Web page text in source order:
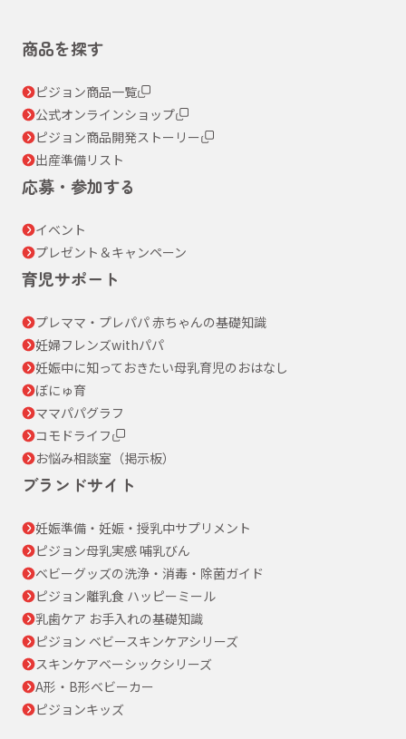
商品を探す
ピジョン商品一覧
公式オンラインショップ
ピジョン商品開発ストーリー
出産準備リスト
応募・参加する
イベント
プレゼント＆キャンペーン
育児サポート
プレママ・プレパパ 赤ちゃんの基礎知識
妊婦フレンズwithパパ
妊娠中に知っておきたい母乳育児のおはなし
ぼにゅ育
ママパパグラフ
コモドライフ
お悩み相談室（掲示板）
ブランドサイト
妊娠準備・妊娠・授乳中サプリメント
ピジョン母乳実感 哺乳びん
ベビーグッズの洗浄・消毒・除菌ガイド
ピジョン離乳食 ハッピーミール
乳歯ケア お手入れの基礎知識
ピジョン ベビースキンケアシリーズ
スキンケアベーシックシリーズ
A形・B形ベビーカー
ピジョンキッズ